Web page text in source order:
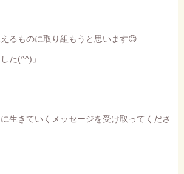
るものに取り組もうと思います😊
た(^^)」
生きていくメッセージを受け取ってくださ